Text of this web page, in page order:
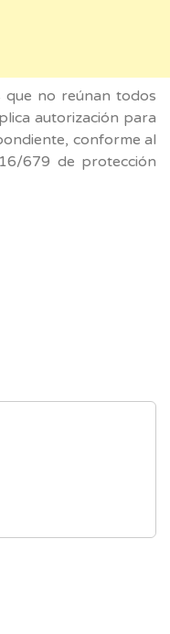
que no reúnan todos
autorización para
conforme al
679 de protección